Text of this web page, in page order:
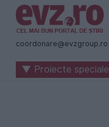
Știri
naționale
internaționale
coordonare@evzgroup.ro
▼ Proiecte speciale